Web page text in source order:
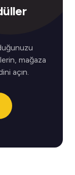
mağaza
açın.